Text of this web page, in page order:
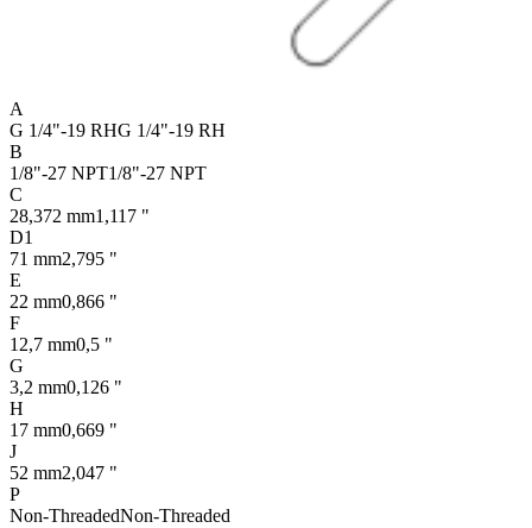
A
G 1/4"-19 RHG 1/4"-19 RH
B
1/8"-27 NPT1/8"-27 NPT
C
28,372 mm1,117 "
D1
71 mm2,795 "
E
22 mm0,866 "
F
12,7 mm0,5 "
G
3,2 mm0,126 "
H
17 mm0,669 "
J
52 mm2,047 "
P
Non-ThreadedNon-Threaded